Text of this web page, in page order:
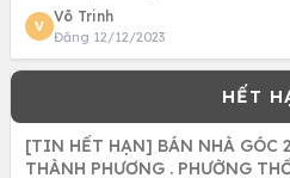
V
Võ Trinh
Đăng 12/12/2023
[TIN HẾT HẠN] BÁN NHÀ GÓC
THÀNH PHƯƠNG . PHƯỜNG